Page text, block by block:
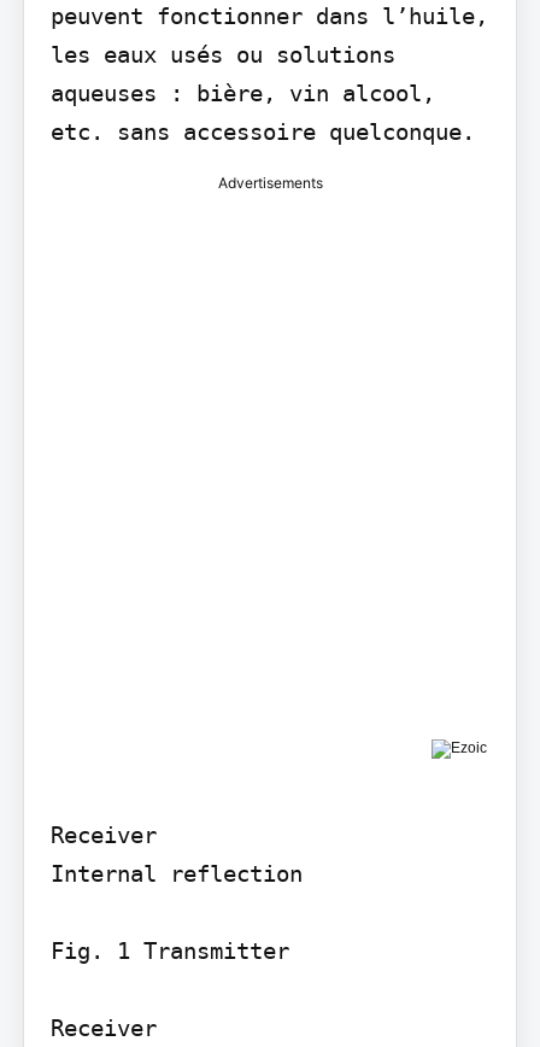
peuvent fonctionner dans l’huile,
les eaux usés ou solutions
aqueuses : bière, vin alcool,
etc. sans accessoire quelconque.
Advertisements
Receiver
Internal reflection
Fig. 1 Transmitter
Receiver